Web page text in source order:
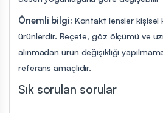
Önemli bilgi: Kontakt lensler kişisel
ürünlerdir. Reçete, göz ölçümü ve
alınmadan ürün değişikliği
referans amaçlıdır.
Sık sorulan sorular